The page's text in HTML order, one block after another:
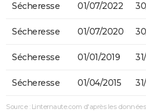
Sécheresse 01/07/2022
Sécheresse 01/07/2020
Sécheresse 01/01/2019
Sécheresse 01/04/2015
Source : Linternaute.com d'après les